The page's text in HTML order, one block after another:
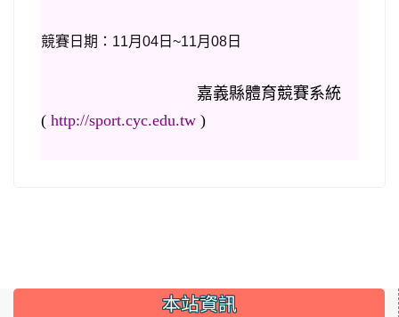
競賽日期：11月04日~11月08日
嘉義縣體育競賽系統
( http://sport.cyc.edu.tw )
::: 本站資訊